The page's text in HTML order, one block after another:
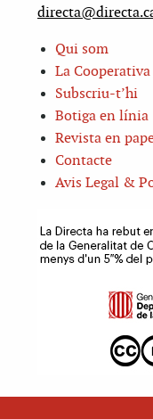
Qui som
La
Subscriu-t’hi
Botiga en línia
Revista en
Contacte
Avis Legal &